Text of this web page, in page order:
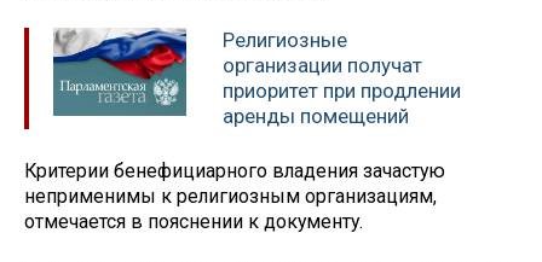
Религиозные
организации получат
приоритет при продлении
аренды помещений
Критерии бенефициарного владения зачастую
неприменимы к религиозным организациям,
отмечается в пояснении к документу.